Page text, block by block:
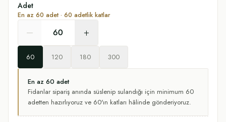
Adet
En az 60 adet · 60 adetlik katlar
– +
60 120 180 300
En az 60 adet
Fidanlar sipariş anında süslenip sulandığı için minimum 60
adetten hazırlıyoruz ve 60'ın katları hâlinde gönderiyoruz.